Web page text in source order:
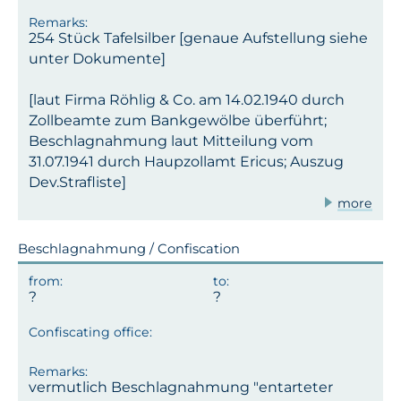
254 Stück Tafelsilber [genaue Aufstellung siehe
unter Dokumente]
[laut Firma Röhlig & Co. am 14.02.1940 durch
Zollbeamte zum Bankgewölbe überführt;
Beschlagnahmung laut Mitteilung vom
31.07.1941 durch Haupzollamt Ericus; Auszug
Dev.Strafliste]
more
Beschlagnahmung / Confiscation
vermutlich Beschlagnahmung "entarteter